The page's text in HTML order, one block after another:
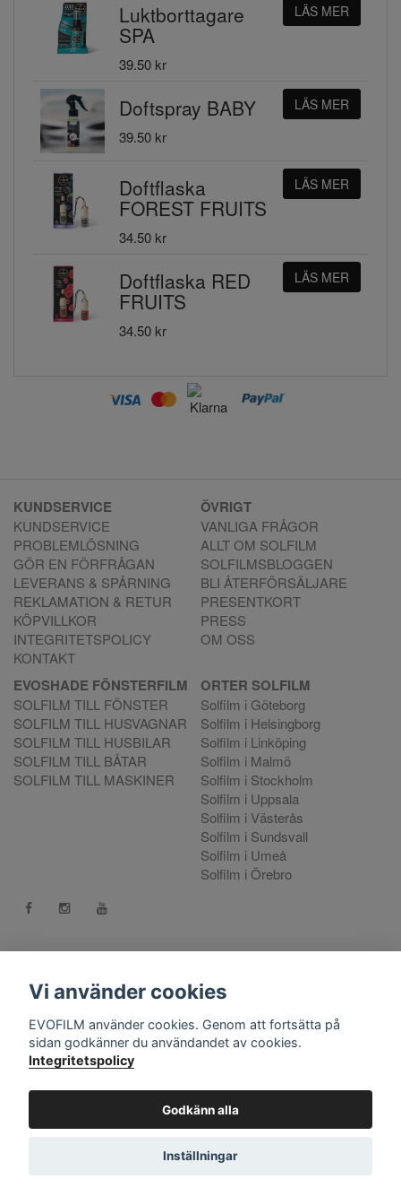
Luktborttagare
SPA
39.50 kr
LÄS MER
Doftspray BABY
39.50 kr
LÄS MER
Doftflaska
FOREST FRUITS
34.50 kr
LÄS MER
Doftflaska RED
FRUITS
34.50 kr
LÄS MER
KUNDSERVICE
KUNDSERVICE
PROBLEMLÖSNING
GÖR EN FÖRFRÅGAN
LEVERANS & SPÅRNING
REKLAMATION & RETUR
KÖPVILLKOR
INTEGRITETSPOLICY
KONTAKT
ÖVRIGT
VANLIGA FRÅGOR
ALLT OM SOLFILM
SOLFILMSBLOGGEN
BLI ÅTERFÖRSÄLJARE
PRESENTKORT
PRESS
OM OSS
EVOSHADE FÖNSTERFILM
SOLFILM TILL FÖNSTER
SOLFILM TILL HUSVAGNAR
SOLFILM TILL HUSBILAR
SOLFILM TILL BÅTAR
SOLFILM TILL MASKINER
ORTER SOLFILM
Solfilm i Göteborg
Solfilm i Helsingborg
Solfilm i Linköping
Solfilm i Malmö
Solfilm i Stockholm
Solfilm i Uppsala
Solfilm i Västerås
Solfilm i Sundsvall
Solfilm i Umeå
Solfilm i Örebro
Kontakt:mejla oss. Vill du göra en reklamation använd vår
28 Helsingborg.
© Copyright 2026 EVOFILM Sverige. EVOFILM® EVOGEL®
and EVOBRITE® are registered trademarks. All violations of our
intellectual property rights are prosecuted. All other brands,
logos and trademarks belong to their respective owners. All
for identification purposes only.
Vi använder cookies
EVOFILM använder cookies. Genom att fortsätta på
sidan godkänner du användandet av cookies.
Integritetspolicy
Godkänn alla
Inställningar